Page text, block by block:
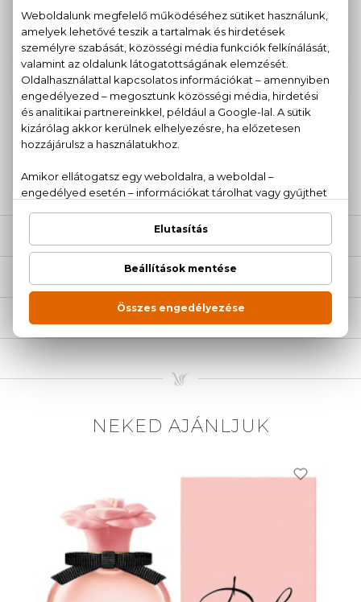
KAPCSOLÓDÓ TERMÉKEK
100% eredeti termékek,14 napos visszaküldési
garanciával
Kérdésed van, elakadtál? Hívd ügyfélszolgálatunkat:
NEKED AJÁNLJUK